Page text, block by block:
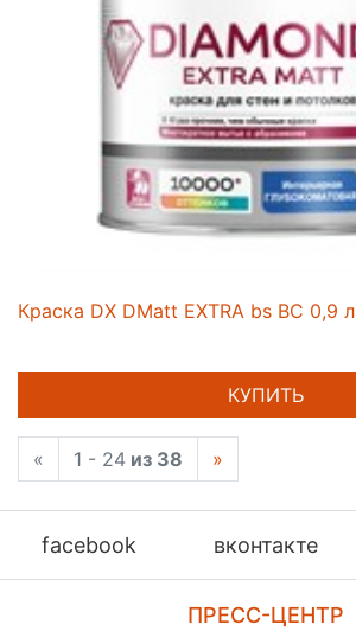
Краска DX DMatt EXTRA bs BC 0,9 л
КУПИТЬ
« 1 - 24 из 38 »
facebook вконтакте
ПРЕСС-ЦЕНТР